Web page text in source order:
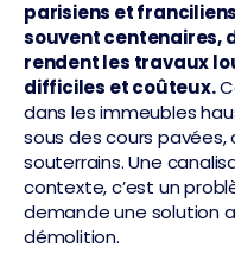
parisiens et
souvent centenaires,
rendent les travaux
difficiles et coûteux.
dans les immeubles
sous des cours pavées,
souterrains. Une
contexte, c’est un
demande une solution
démolition.